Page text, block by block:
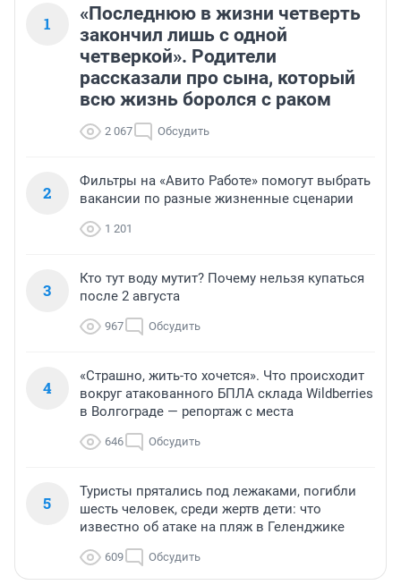
1
«Последнюю в жизни четверть
закончил лишь с одной
четверкой». Родители
рассказали про сына, который
всю жизнь боролся с раком
2 067 Обсудить
2
Фильтры на «Авито Работе» помогут выбрать
вакансии по разные жизненные сценарии
1 201
3
Кто тут воду мутит? Почему нельзя купаться
после 2 августа
967 Обсудить
4
«Страшно, жить-то хочется». Что происходит
вокруг атакованного БПЛА склада Wildberries
в Волгограде — репортаж с места
646 Обсудить
5
Туристы прятались под лежаками, погибли
шесть человек, среди жертв дети: что
известно об атаке на пляж в Геленджике
609 Обсудить